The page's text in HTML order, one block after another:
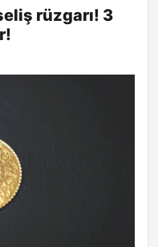
rüzgarı! 3